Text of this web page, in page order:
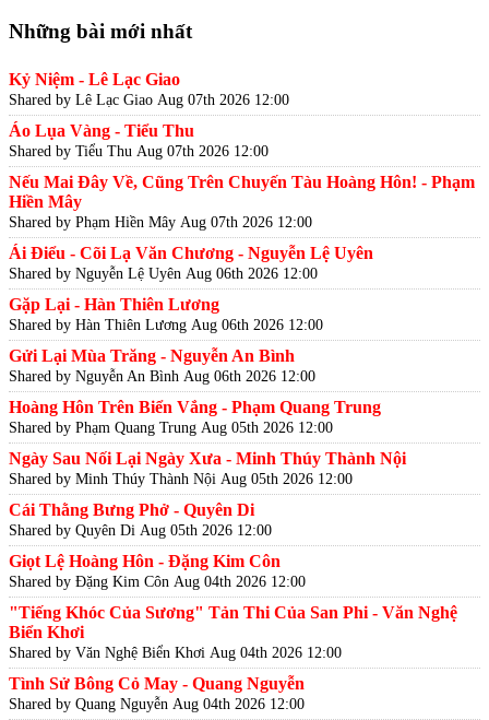
Những bài mới nhất
Kỷ Niệm - Lê Lạc Giao
Shared by Lê Lạc Giao Aug 07th 2026 12:00
Áo Lụa Vàng - Tiểu Thu
Shared by Tiểu Thu Aug 07th 2026 12:00
Nếu Mai Đây Về, Cũng Trên Chuyến Tàu Hoàng Hôn! - Phạm
Hiền Mây
Shared by Phạm Hiền Mây Aug 07th 2026 12:00
Ái Điểu - Cõi Lạ Văn Chương - Nguyễn Lệ Uyên
Shared by Nguyễn Lệ Uyên Aug 06th 2026 12:00
Gặp Lại - Hàn Thiên Lương
Shared by Hàn Thiên Lương Aug 06th 2026 12:00
Gửi Lại Mùa Trăng - Nguyễn An Bình
Shared by Nguyễn An Bình Aug 06th 2026 12:00
Hoàng Hôn Trên Biển Vắng - Phạm Quang Trung
Shared by Phạm Quang Trung Aug 05th 2026 12:00
Ngày Sau Nối Lại Ngày Xưa - Minh Thúy Thành Nội
Shared by Minh Thúy Thành Nội Aug 05th 2026 12:00
Cái Thằng Bưng Phở - Quyên Di
Shared by Quyên Di Aug 05th 2026 12:00
Giọt Lệ Hoàng Hôn - Đặng Kim Côn
Shared by Đặng Kim Côn Aug 04th 2026 12:00
"Tiếng Khóc Của Sương" Tản Thi Của San Phi - Văn Nghệ
Biển Khơi
Shared by Văn Nghệ Biển Khơi Aug 04th 2026 12:00
Tình Sử Bông Cỏ May - Quang Nguyễn
Shared by Quang Nguyễn Aug 04th 2026 12:00